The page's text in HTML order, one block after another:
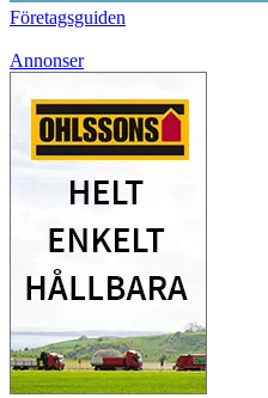
Företagsguiden
Annonser